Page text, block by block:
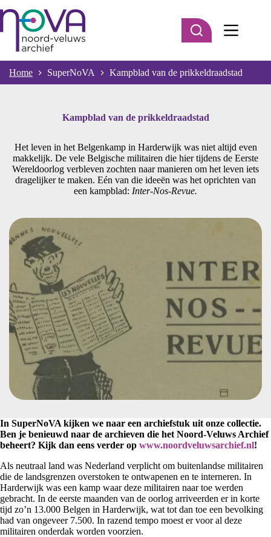
naar
inhoud
Home SuperNoVA Kampblad van de prikkeldraadstad
Kampblad van de prikkeldraadstad
Het leven in het Belgenkamp in Harderwijk was niet altijd even
makkelijk. De vele Belgische militairen die hier tijdens de Eerste
Wereldoorlog verbleven zochten naar manieren om het leven iets
dragelijker te maken. Eén van die ideeën was het oprichten van
een kampblad: Inter-Nos-Revue.
In SuperNoVA kijken we naar een archiefstuk uit onze collectie.
Ben je benieuwd naar de archieven die het Noord-Veluws Archief
beheert? Kijk dan eens verder op www.noordveluwsarchief.nl!
Als neutraal land was Nederland verplicht om buitenlandse militairen
die de landsgrenzen overstoken te ontwapenen en te interneren. In
Harderwijk was een kamp waar deze militairen naar toe werden
gebracht. In de eerste maanden van de oorlog arriveerden er in korte
tijd zo’n 13.000 Belgen in Harderwijk, wat tot dan toe een bevolking
had van ongeveer 7.500. In razend tempo moest er voor al deze
militairen onderdak worden voorzien.